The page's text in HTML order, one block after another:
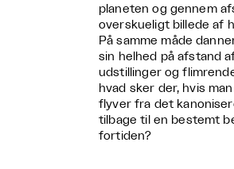
planeten og gennem
overskueligt billede af
På samme måde
sin helhed på afstand
udstillinger og
hvad sker der, hvis
flyver fra det
tilbage til en bestemt
fortiden?